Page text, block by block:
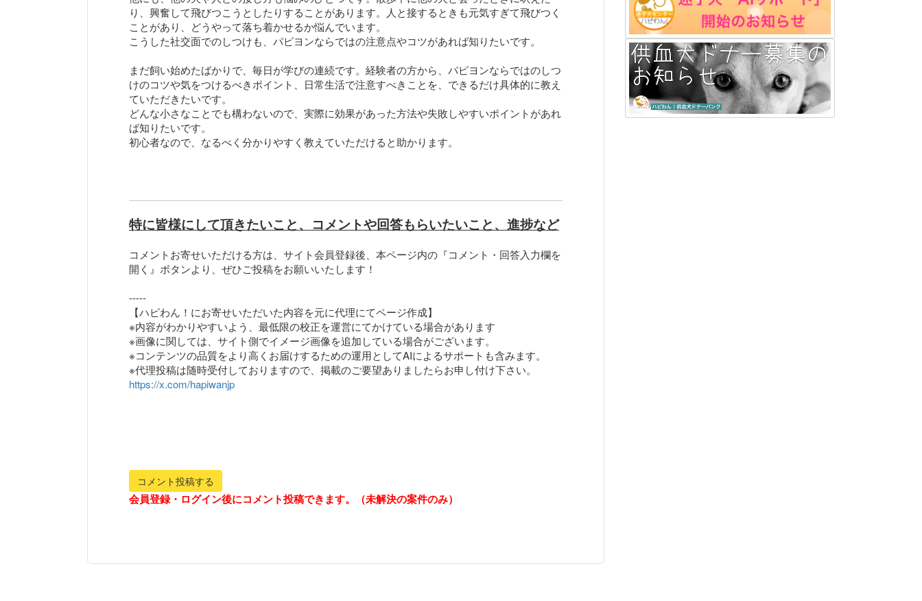
り、興奮して飛びつこうとしたりすることがあります。人と接するときも元気すぎて飛びつく
ことがあり、どうやって落ち着かせるか悩んでいます。
こうした社交面でのしつけも、パピヨンならではの注意点やコツがあれば知りたいです。
まだ飼い始めたばかりで、毎日が学びの連続です。経験者の方から、パピヨンならではのしつ
けのコツや気をつけるべきポイント、日常生活で注意すべきことを、できるだけ具体的に教え
ていただきたいです。
どんな小さなことでも構わないので、実際に効果があった方法や失敗しやすいポイントがあれ
ば知りたいです。
初心者なので、なるべく分かりやすく教えていただけると助かります。
特に皆様にして頂きたいこと、コメントや回答もらいたいこと、進捗など
コメントお寄せいただける方は、サイト会員登録後、本ページ内の『コメント・回答入力欄を
開く』ボタンより、ぜひご投稿をお願いいたします！
-----
【ハピわん！にお寄せいただいた内容を元に代理にてページ作成】
※内容がわかりやすいよう、最低限の校正を運営にてかけている場合があります
※画像に関しては、サイト側でイメージ画像を追加している場合がございます。
※コンテンツの品質をより高くお届けするための運用としてAIによるサポートも含みます。
https://x.com/hapiwanjp
コメント投稿する
会員登録・ログイン後にコメント投稿できます。（未解決の案件のみ）